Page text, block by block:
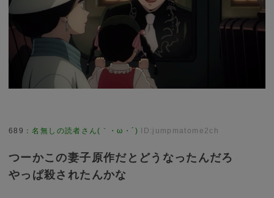
689 ：名無しの読者さん(｀・ω・´) ID:jumpmatome2ch
つーかこの妻子原作だとどうなったんだろ
やっぱ殺されたんかな